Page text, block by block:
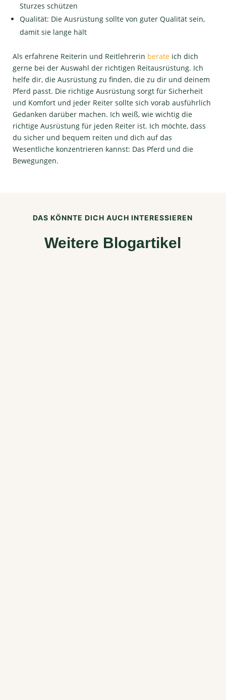
Sturzes schützen
Qualität: Die Ausrüstung sollte von guter Qualität sein,
damit sie lange hält
Als erfahrene Reiterin und Reitlehrerin berateich dich
gerne bei der Auswahl der richtigen Reitausrüstung. Ich
helfe dir, die Ausrüstung zu finden, die zu dir und deinem
Pferd passt. Die richtige Ausrüstung sorgt für Sicherheit
und Komfort und jeder Reiter sollte sich vorab ausführlich
Gedanken darüber machen. Ich weiß, wie wichtig die
richtige Ausrüstung für jeden Reiter ist. Ich möchte, dass
du sicher und bequem reiten und dich auf das
Wesentliche konzentrieren kannst: Das Pferd und die
Bewegungen.
DAS KÖNNTE DICH AUCH INTERESSIEREN
Weitere Blogartikel